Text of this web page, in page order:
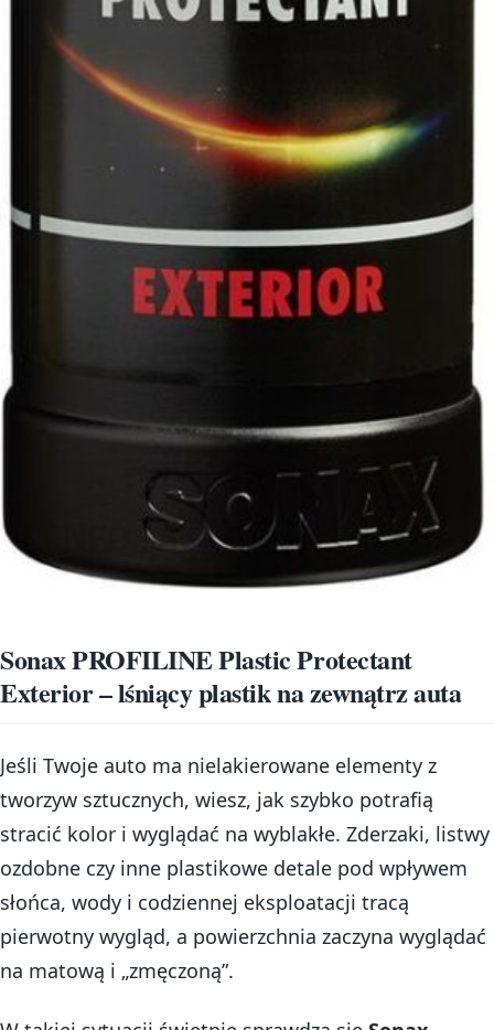
Sonax PROFILINE Plastic Protectant
Exterior – lśniący plastik na zewnątrz auta
Jeśli Twoje auto ma nielakierowane elementy z
tworzyw sztucznych, wiesz, jak szybko potrafią
stracić kolor i wyglądać na wyblakłe. Zderzaki, listwy
ozdobne czy inne plastikowe detale pod wpływem
słońca, wody i codziennej eksploatacji tracą
pierwotny wygląd, a powierzchnia zaczyna wyglądać
na matową i „zmęczoną”.